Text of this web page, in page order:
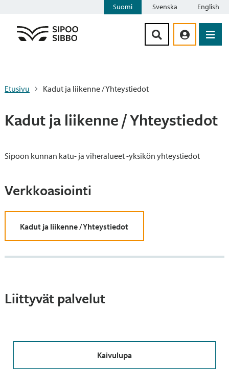
Suomi Svenska English
Etusivu Kadut ja liikenne / Yhteystiedot
Kadut ja liikenne / Yhteystiedot
Sipoon kunnan katu- ja viheralueet -yksikön yhteystiedot
Verkkoasiointi
Kadut ja liikenne / Yhteystiedot
Liittyvät palvelut
Kaivulupa